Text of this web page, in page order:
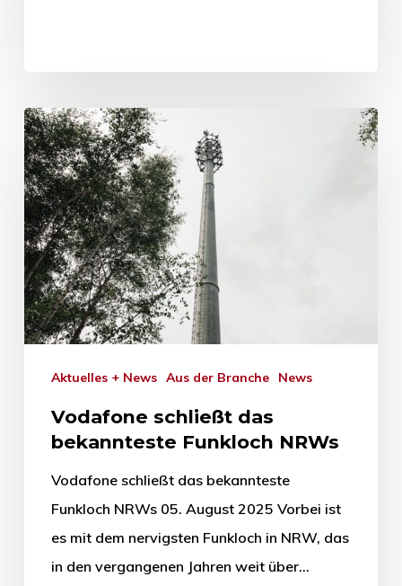
Aktuelles + News Aus der Branche News
Vodafone schließt das
bekannteste Funkloch NRWs
Vodafone schließt das bekannteste
Funkloch NRWs 05. August 2025 Vorbei ist
es mit dem nervigsten Funkloch in NRW, das
in den vergangenen Jahren weit über…